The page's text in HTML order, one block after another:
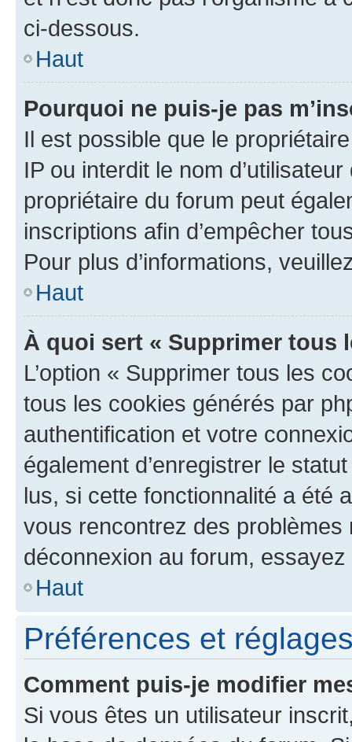
ci-dessous.
Haut
Pourquoi ne puis-je pas
Il est possible que le
IP ou interdit le nom
propriétaire du forum peut
inscriptions afin d’empêcher
Pour plus d’informations,
Haut
À quoi sert « Supprimer tous
L’option « Supprimer tous les
tous les cookies générés par
authentification et votre
également d’enregistrer le
lus, si cette fonctionnalité a été
vous rencontrez des
déconnexion au forum,
Haut
Préférences et
Comment puis-je modifier
Si vous êtes un utilisateur